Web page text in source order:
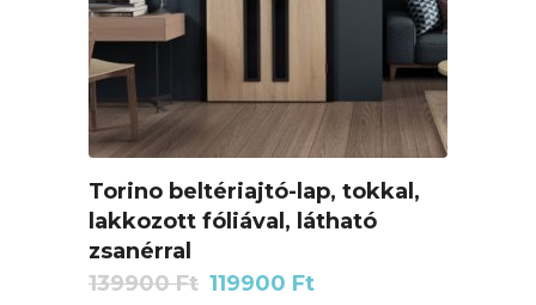
Torino beltériajtó-lap, tokkal,
lakkozott fóliával, látható
zsanérral
139900Ft Original
119900 Ft